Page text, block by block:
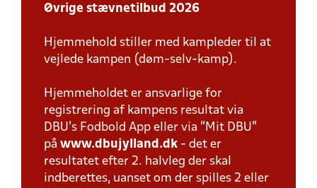
Øvrige stævnetilbud 2026
Hjemmehold stiller med kampleder til at
vejlede kampen (døm-selv-kamp).
Hjemmeholdet er ansvarlige for
registrering af kampens resultat via
DBU’s Fodbold App eller via ”Mit DBU”
på www.dbujylland.dk - det er
resultatet efter 2. halvleg der skal
indberettes, uanset om der spilles 2 eller